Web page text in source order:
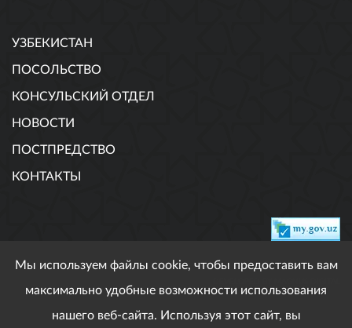
УЗБЕКИСТАН
ПОСОЛЬСТВО
КОНСУЛЬСКИЙ ОТДЕЛ
НОВОСТИ
ПОСТПРЕДСТВО
КОНТАКТЫ
Мы используем файлы cookie, чтобы предоставить вам
максимально удобные возможности использования
нашего веб-сайта. Используя этот сайт, вы